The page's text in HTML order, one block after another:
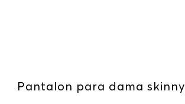
Pantalon para dama skinny